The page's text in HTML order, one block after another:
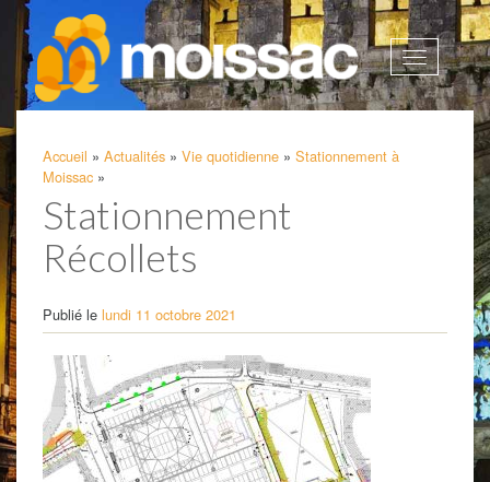
Afficher
la
Accueil » Actualités » Vie quotidienne » Stationnement à
Moissac »
Stationnement
Récollets
Publié le lundi 11 octobre 2021